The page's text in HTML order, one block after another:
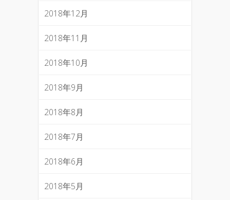
2018年12月
2018年11月
2018年10月
2018年9月
2018年8月
2018年7月
2018年6月
2018年5月